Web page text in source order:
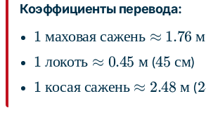
Коэффициенты перевода:
1
\text{
маховая
сажень}
1 маховая сажень ≈ 1.76 м
1
\text{
локоть}
1 локоть ≈ 0.45 м(45
\text{
см}
45 см)
1
1 косая сажень ≈ 2.48 м(